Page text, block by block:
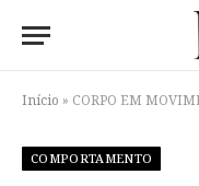
Início » CORPO EM MOVIMENTO: A
COMPORTAMENTO